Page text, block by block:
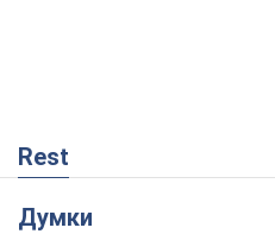
Rest
Думки